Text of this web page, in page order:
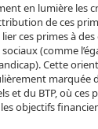
en lumière les
de ces
ces primes à
(comme
Cette
marquée
et du BTP, où ces
objectifs